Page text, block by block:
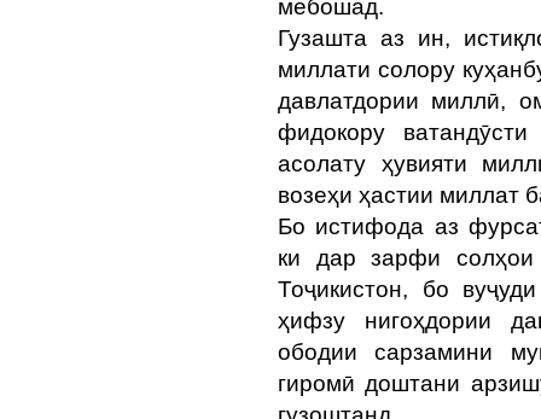
мебошад.
Гузашта аз ин,
миллати солору
давлатдории миллӣ,
фидокору
асолату ҳувияти
возеҳи ҳастии миллат
Бо истифода аз
ки дар зарфи
Тоҷикистон, бо
ҳифзу нигоҳдории
ободии сарзамини
гиромӣ доштани